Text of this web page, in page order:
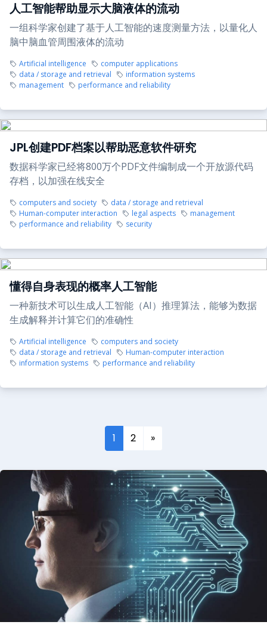
人工智能帮助显示大脑液体的流动
一组科学家创建了基于人工智能的速度测量方法，以量化人
脑中脑血管周围液体的流动
Artificial intelligence
computer applications
data / storage and retrieval
information systems
management
performance and reliability
JPL创建PDF档案以帮助恶意软件研究
数据科学家已经将800万个PDF文件编制成一个开放源代码
存档，以加强在线安全
computers and society
data / storage and retrieval
Human-computer interaction
legal aspects
management
performance and reliability
security
懂得自身表现的概率人工智能
一种新技术可以生成人工智能（AI）推理算法，能够为数据
生成解释并计算它们的准确性
Artificial intelligence
computers and society
data / storage and retrieval
Human-computer interaction
information systems
performance and reliability
1 2 »